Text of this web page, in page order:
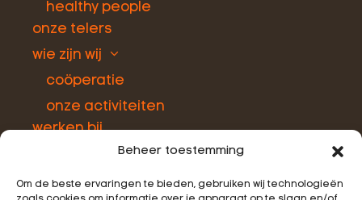
Beheer toestemming
Om de beste ervaringen te bieden, gebruiken wij technologieën
healthy people
onze telers
wie zijn wij
coöperatie
onze activiteiten
werken bij
Werken bij